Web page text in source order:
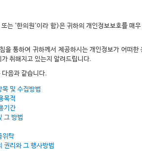
는 '한의원'이라 함)은 귀하의 개인정보보호를 매우
을 통하여 귀하께서 제공하시는 개인정보가 어떠
취해지고 있는지 알려드립니다.
음과 같습니다.
및 수집방법
목적
기간
그 방법
위탁
권리와 그 행사방법